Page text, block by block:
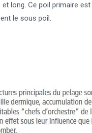
et long. Ce poil primaire
le sous poil.